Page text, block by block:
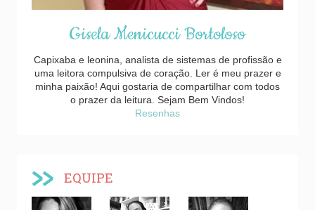
Gisela Menicucci Bortoloso
Capixaba e leonina, analista de sistemas de profissão e
uma leitora compulsiva de coração. Ler é meu prazer e
minha paixão! Aqui gostaria de compartilhar com todos
o prazer da leitura. Sejam Bem Vindos!
Resenhas
EQUIPE